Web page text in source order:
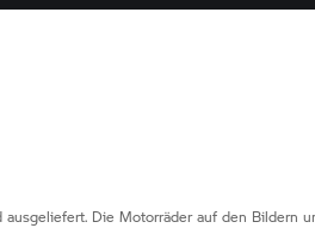
Die Motorräder auf den Bildern